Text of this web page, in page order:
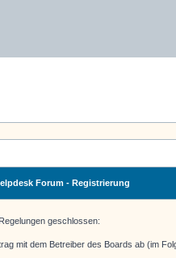
Forum - Registrierung
geschlossen:
mit dem Betreiber des Boards ab (im